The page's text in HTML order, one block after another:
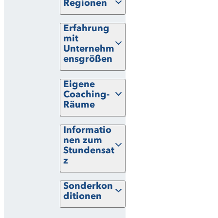
Regionen
Erfahrung
mit
Unternehm
ensgrößen
Eigene
Coaching-
Räume
Informatio
nen zum
Stundensat
z
Sonderkon
ditionen